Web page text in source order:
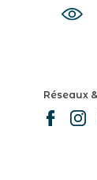
Réseaux